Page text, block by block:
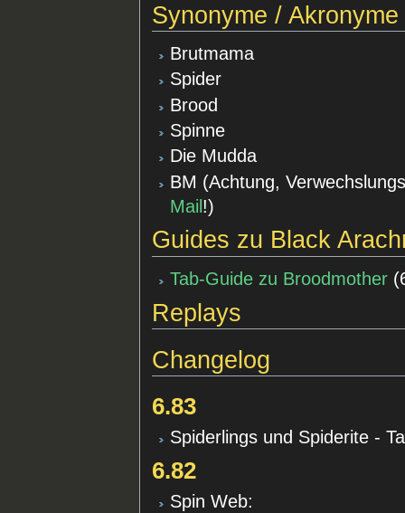
Synonyme / Akronyme
Brutmama
Spider
Brood
Spinne
Die Mudda
BM (Achtung,
Mail!)
Guides zu Black
Tab-Guide zu Broodmother (
Replays
Changelog
6.83
Spiderlings und Spiderite -
6.82
Spin Web: